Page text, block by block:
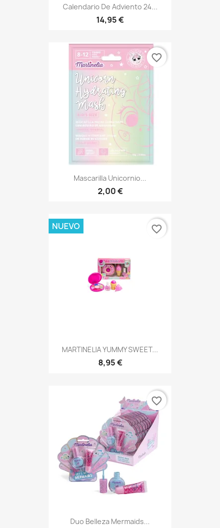
Calendario De Adviento 24...
14,95 €
Mascarilla Unicornio...
2,00 €
favorite_border
MARTINELIA YUMMY SWEET...
8,95 €
NUEVO favorite_border
Duo Belleza Mermaids...
favorite_border